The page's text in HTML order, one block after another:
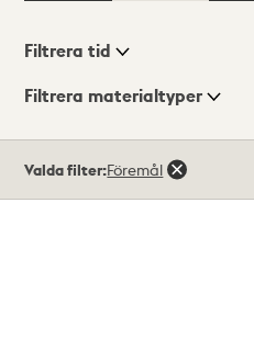
Visningsläge
Filtrera tid
Filtrera materialtyper
träffar
Valda filter:Föremål